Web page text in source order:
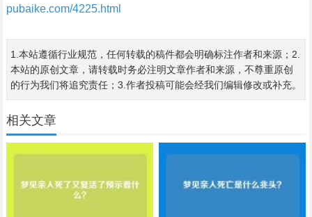
pubaike.com/4225.html
1.本站遵循行业规范，任何转载的稿件都会明确标注作者和来源；2.
本站的原创文章，请转载时务必注明文章作者和来源，不尊重原创
的行为我们将追究责任；3.作者投稿可能会经我们编辑修改或补充。
相关文章